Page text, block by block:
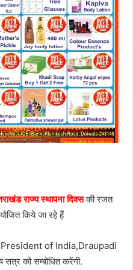
राज्य स्थापना दिवस की रजत
किये जा रहे हैं
of India,Draupadi
को सम्बोधित करेंगी.